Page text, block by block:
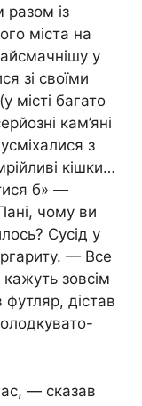
із
міста на
у
зі своїми
місті багато
кам’яні
з
кішки…
б» —
чому ви
Сусід у
— Все
зовсім
дістав
— сказав